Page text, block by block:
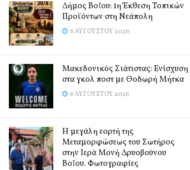
Δήμος Βοΐου: 1η Έκθεση Τοπικών
Προϊόντων στη Νεάπολη
6 ΑΥΓΟΎΣΤΟΥ 2026
Μακεδονικός Σιάτιστας: Ενίσχυση
στα γκολ ποστ με Θοδωρή Μήτκα
6 ΑΥΓΟΎΣΤΟΥ 2026
Η μεγάλη εορτή της
Μεταμορφώσεως του Σωτήρος
στην Ιερά Μονή Δρυοβούνου
Βοΐου. Φωτογραφίες